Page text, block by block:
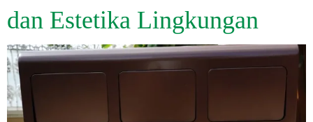
dan Estetika Lingkungan